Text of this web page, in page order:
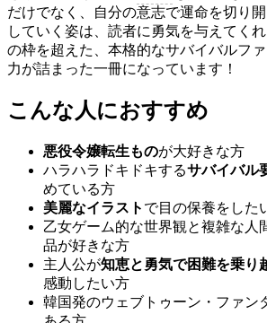
だけでなく、自分の意志で運命を切り
していく姿は、読者に勇気を与えてく
の枠を超えた、本格的なサバイバルフ
力が詰まった一冊になっています！
こんな人におすすめ
悪役令嬢転生ものが大好きな方
ハラハラドキドキするサバイバル
めている方
美麗なイラスト で目の保養をした
乙女ゲーム的な世界観と複雑な人
品が好きな方
主人公が知恵と勇気で困難を乗り
感動したい方
韓国発のウェブトゥーン・ファン